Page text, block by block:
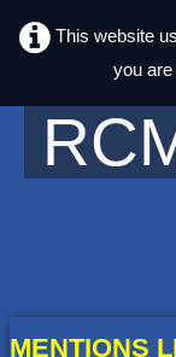
This website
you
Accueil
MENTIONS